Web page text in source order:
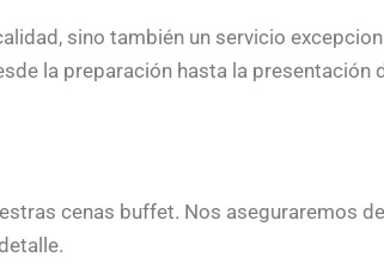
sino también un servicio
la preparación hasta la presentación
cenas buffet. Nos aseguraremos